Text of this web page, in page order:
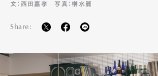
文：西田嘉孝 写真：榊水麗
Share: